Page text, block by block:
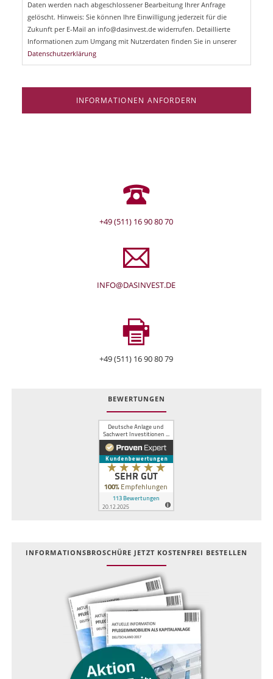
Daten werden nach abgeschlossener Bearbeitung Ihrer Anfrage
gelöscht. Hinweis: Sie können Ihre Einwilligung jederzeit für die
Zukunft per E-Mail an info@dasinvest.de widerrufen. Detaillierte
Informationen zum Umgang mit Nutzerdaten finden Sie in unserer
Datenschutzerklärung
INFORMATIONEN ANFORDERN
+49 (511) 16 90 80 70
INFO@DASINVEST.DE
+49 (511) 16 90 80 79
BEWERTUNGEN
INFOR­MATIONS­BROSCHÜRE JETZT KOSTEN­FREI BESTELLEN